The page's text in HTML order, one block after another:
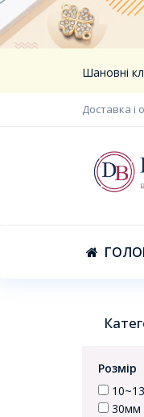
Шановні
Доставка і
Розмір
30мм